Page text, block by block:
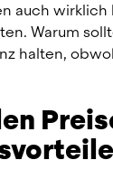
auch
Warum
halten,